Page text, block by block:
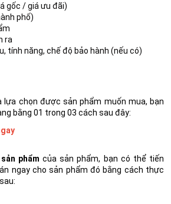
gốc / giá ưu đãi)
phố)
ra
tính năng, chế độ bảo hành (nếu có)
lựa chọn được sản phẩm muốn mua, bạn
bằng 01 trong 03 cách sau đây:
phẩm của sản phẩm, bạn có thể tiến
ngay cho sản phẩm đó bằng cách thực